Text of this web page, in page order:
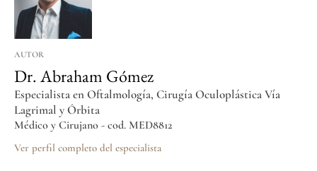
AUTOR
Dr. Abraham Gómez
Especialista en Oftalmología, Cirugía Oculoplástica Vía
Lagrimal y Órbita
Médico y Cirujano - cod. MED8812
Ver perfil completo del especialista